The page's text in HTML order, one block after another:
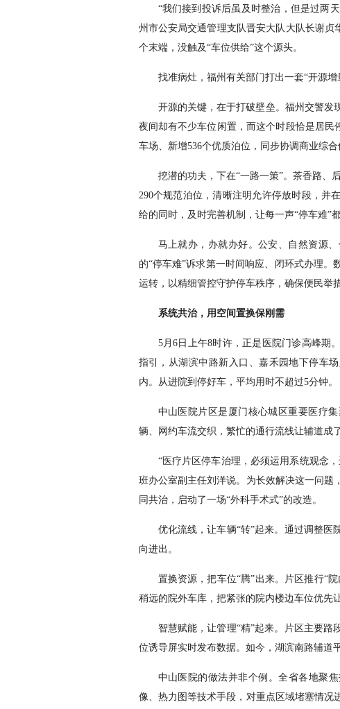
“我们接到投诉后虽及时整治，但是过两
州市公安局交通管理支队晋安大队大队长谢贞
个末端，没触及“车位供给”这个源头。
找准病灶，福州有关部门打出一套“开源
开源的关键，在于打破壁垒。福州交警发
夜间却有不少车位闲置，而这个时段恰是居民
车场、新增536个优质泊位，同步协调商业综
挖潜的功夫，下在“一路一策”。茶香路、
290个规范泊位，清晰注明允许停放时段，并
给的同时，及时完善机制，让每一声“停车难”
马上就办，办就办好。公安、自然资源
的“停车难”诉求第一时间响应、闭环式办理
运转，以精细管控守护停车秩序，确保便民举
系统共治，用空间置换保刚需
5月6日上午8时许，正是医院门诊高峰期
指引，从湖滨中路新入口、嘉禾园地下停车
内。从进院到停好车，平均用时不超过5分钟。
中山医院片区是厦门核心城区重要医疗
辆、网约车流交织，繁忙的通行流线让辅道成
“医疗片区停车治理，必须运用系统观念
班办公室副主任刘洋说。为长效解决这一问
同共治，启动了一场“外科手术式”的改造。
优化流线，让车辆“转”起来。通过调整
向进出。
置换资源，把车位“腾”出来。片区推行“
稍远的院外车库，把紧张的院内楼边车位优先
智慧赋能，让管理“精”起来。片区主要
位诱导屏实时发布数据。如今，湖滨南路辅道
中山医院的做法并非个例。全省各地聚
像、热力图等技术手段，对重点区域堵塞情